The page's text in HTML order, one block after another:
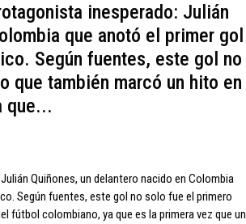
inesperado: Julián
que anotó el primer gol
Según fuentes, este gol no
que también marcó un hito en
que...
Quiñones, un delantero nacido en Colombia
Según fuentes, este gol no solo fue el primero
fútbol colombiano, ya que es la primera vez que un